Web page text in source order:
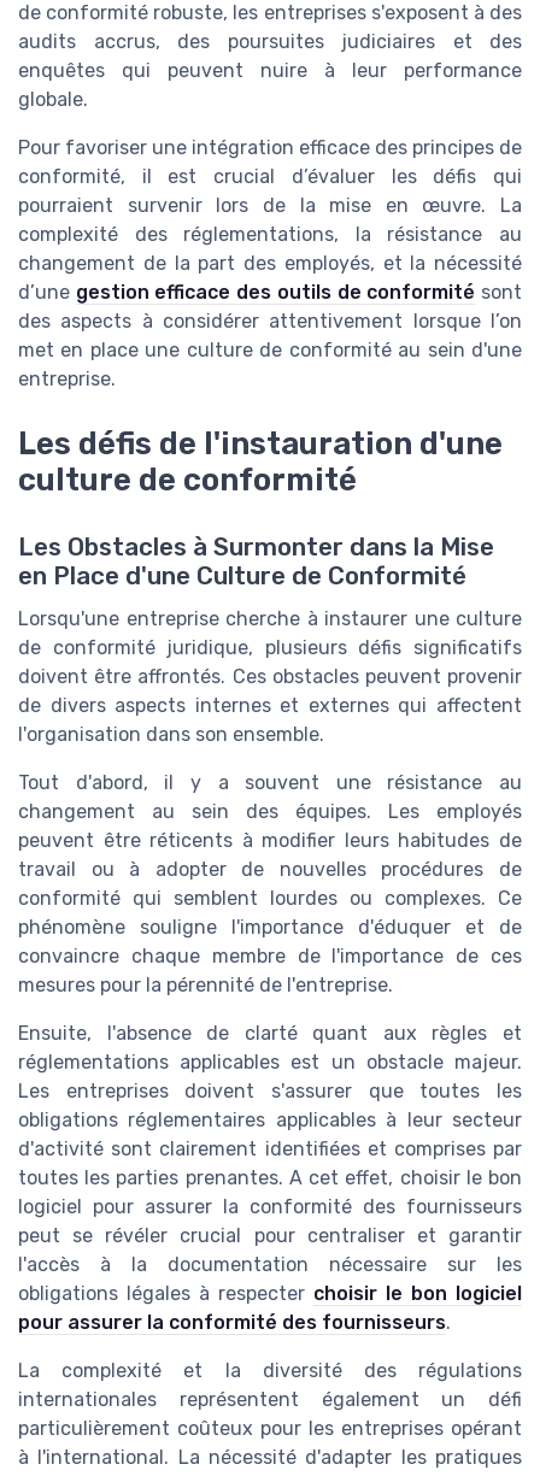
de conformité robuste, les entreprises s'exposent à des
audits accrus, des poursuites judiciaires et des
enquêtes qui peuvent nuire à leur performance
globale.
Pour favoriser une intégration efficace des principes de
conformité, il est crucial d’évaluer les défis qui
pourraient survenir lors de la mise en œuvre. La
complexité des réglementations, la résistance au
changement de la part des employés, et la nécessité
d’une gestion efficace des outils de conformité sont
des aspects à considérer attentivement lorsque l’on
met en place une culture de conformité au sein d'une
entreprise.
Les défis de l'instauration d'une
culture de conformité
Les Obstacles à Surmonter dans la Mise
en Place d'une Culture de Conformité
Lorsqu'une entreprise cherche à instaurer une culture
de conformité juridique, plusieurs défis significatifs
doivent être affrontés. Ces obstacles peuvent provenir
de divers aspects internes et externes qui affectent
l'organisation dans son ensemble.
Tout d'abord, il y a souvent une résistance au
changement au sein des équipes. Les employés
peuvent être réticents à modifier leurs habitudes de
travail ou à adopter de nouvelles procédures de
conformité qui semblent lourdes ou complexes. Ce
phénomène souligne l'importance d'éduquer et de
convaincre chaque membre de l'importance de ces
mesures pour la pérennité de l'entreprise.
Ensuite, l'absence de clarté quant aux règles et
réglementations applicables est un obstacle majeur.
Les entreprises doivent s'assurer que toutes les
obligations réglementaires applicables à leur secteur
d'activité sont clairement identifiées et comprises par
toutes les parties prenantes. A cet effet, choisir le bon
logiciel pour assurer la conformité des fournisseurs
peut se révéler crucial pour centraliser et garantir
l'accès à la documentation nécessaire sur les
obligations légales à respecter choisir le bon logiciel
pour assurer la conformité des fournisseurs.
La complexité et la diversité des régulations
internationales représentent également un défi
particulièrement coûteux pour les entreprises opérant
à l'international. La nécessité d'adapter les pratiques